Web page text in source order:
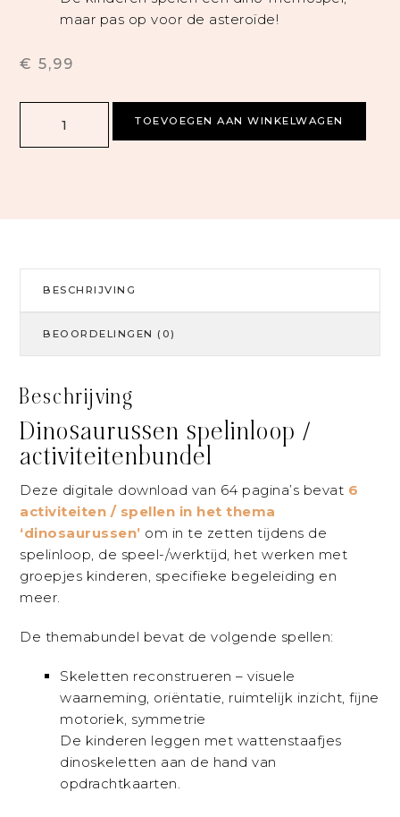
maar pas op voor de asteroïde!
€ 5,99
TOEVOEGEN AAN WINKELWAGEN
BESCHRIJVING
BEOORDELINGEN (0)
Beschrijving
Dinosaurussen spelinloop /
activiteitenbundel
Deze digitale download van 64 pagina’s bevat 6
activiteiten / spellen in het thema
‘dinosaurussen’ om in te zetten tijdens de
spelinloop, de speel-/werktijd, het werken met
groepjes kinderen, specifieke begeleiding en
meer.
De themabundel bevat de volgende spellen:
Skeletten reconstrueren – visuele
waarneming, oriëntatie, ruimtelijk inzicht, fijne
motoriek, symmetrie
De kinderen leggen met wattenstaafjes
dinoskeletten aan de hand van
opdrachtkaarten.